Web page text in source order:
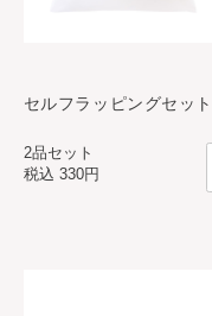
セルフラッピングセッ
2品セット
税込 330円